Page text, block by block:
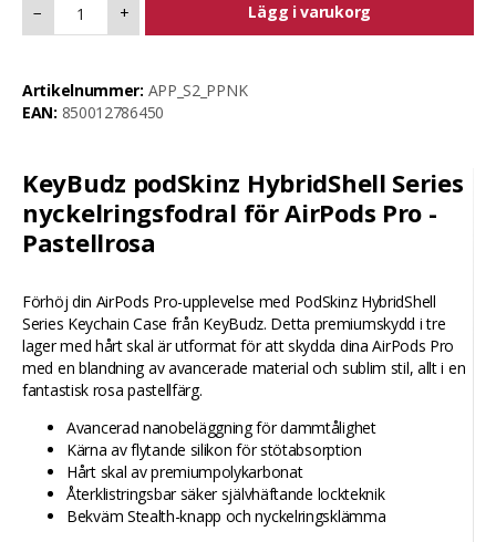
KeyBudz podSkinz HybridShell Series
nyckelringsfodral för AirPods Pro -
Pastellrosa
Förhöj din AirPods Pro-upplevelse med PodSkinz HybridShell
Series Keychain Case från KeyBudz. Detta premiumskydd i tre
lager med hårt skal är utformat för att skydda dina AirPods Pro
med en blandning av avancerade material och sublim stil, allt i en
fantastisk rosa pastellfärg.
Avancerad nanobeläggning för dammtålighet
Kärna av flytande silikon för stötabsorption
Hårt skal av premiumpolykarbonat
Återklistringsbar säker självhäftande lockteknik
Bekväm Stealth-knapp och nyckelringsklämma
− + Lägg i varukorg
Artikelnummer: APP_S2_PPNK
EAN: 850012786450